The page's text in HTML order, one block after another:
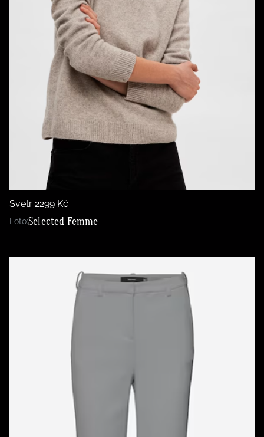
Svetr 2299 Kč
Foto:Selected Femme